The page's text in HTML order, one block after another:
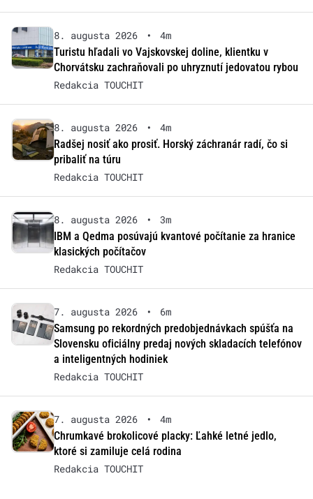
8. augusta 2026 •
4m
Turistu hľadali vo Vajskovskej doline, klientku v
Chorvátsku zachraňovali po uhryznutí jedovatou rybou
Redakcia TOUCHIT
8. augusta 2026 •
4m
Radšej nosiť ako prosiť. Horský záchranár radí, čo si
pribaliť na túru
Redakcia TOUCHIT
8. augusta 2026 •
3m
IBM a Qedma posúvajú kvantové počítanie za hranice
klasických počítačov
Redakcia TOUCHIT
7. augusta 2026 •
6m
Samsung po rekordných predobjednávkach spúšťa na
Slovensku oficiálny predaj nových skladacích telefónov
a inteligentných hodiniek
Redakcia TOUCHIT
7. augusta 2026 •
4m
Chrumkavé brokolicové placky: Ľahké letné jedlo,
ktoré si zamiluje celá rodina
Redakcia TOUCHIT